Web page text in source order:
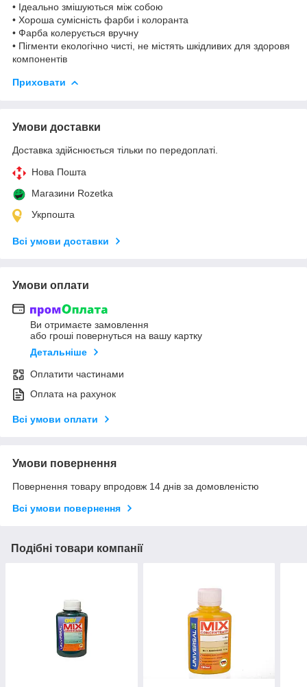
• Ідеально змішуються між собою
• Хороша сумісність фарби і колоранта
• Фарба колерується вручну
• Пігменти екологічно чисті, не містять шкідливих для здоровя
компонентів
Приховати
Умови доставки
Доставка здійснюється тільки по передоплаті.
Нова Пошта
Магазини Rozetka
Укрпошта
Всі умови доставки
Умови оплати
Ви отримаєте замовлення
або гроші повернуться на вашу картку
Детальніше
Оплатити частинами
Оплата на рахунок
Всі умови оплати
Умови повернення
Повернення товару впродовж 14 днів за домовленістю
Всі умови повернення
Подібні товари компанії